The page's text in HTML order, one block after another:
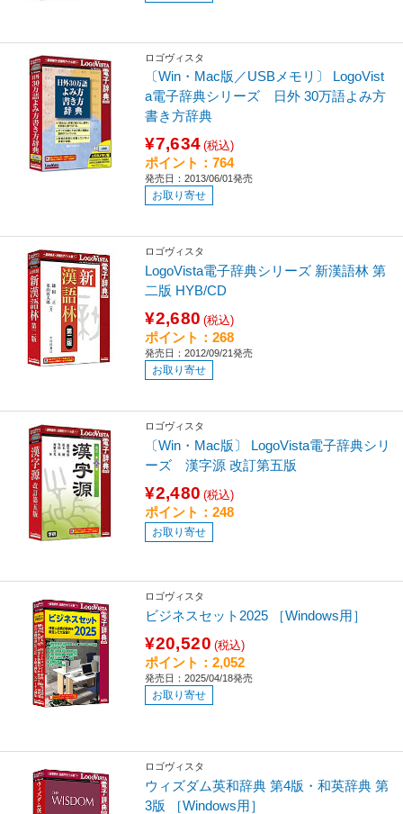
ロゴヴィスタ
〔Win・Mac版／USBメモリ〕 LogoVist
a電子辞典シリーズ 日外 30万語よみ方
書き方辞典
¥7,634 (税込)
ポイント：764
発売日：2013/06/01発売
お取り寄せ
ロゴヴィスタ
LogoVista電子辞典シリーズ 新漢語林 第
二版 HYB/CD
¥2,680 (税込)
ポイント：268
発売日：2012/09/21発売
お取り寄せ
ロゴヴィスタ
〔Win・Mac版〕 LogoVista電子辞典シリ
ーズ 漢字源 改訂第五版
¥2,480 (税込)
ポイント：248
お取り寄せ
ロゴヴィスタ
ビジネスセット2025 ［Windows用］
¥20,520 (税込)
ポイント：2,052
発売日：2025/04/18発売
お取り寄せ
ロゴヴィスタ
ウィズダム英和辞典 第4版・和英辞典 第
3版 ［Windows用］